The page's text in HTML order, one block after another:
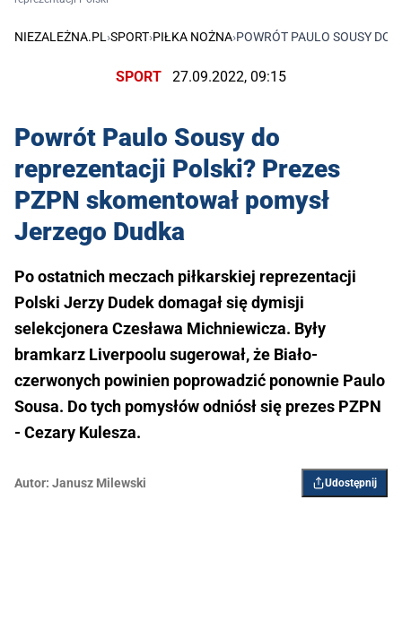
NIEZALEŻNA.PL›SPORT›PIŁKA NOŻNA›POWRÓT PAULO SOUSY DO
SPORT 27.09.2022, 09:15
Powrót Paulo Sousy do
reprezentacji Polski? Prezes
PZPN skomentował pomysł
Jerzego Dudka
Po ostatnich meczach piłkarskiej reprezentacji
Polski Jerzy Dudek domagał się dymisji
selekcjonera Czesława Michniewicza. Były
bramkarz Liverpoolu sugerował, że Biało-
czerwonych powinien poprowadzić ponownie Paulo
Sousa. Do tych pomysłów odniósł się prezes PZPN
- Cezary Kulesza.
Autor: Janusz Milewski Udostępnij